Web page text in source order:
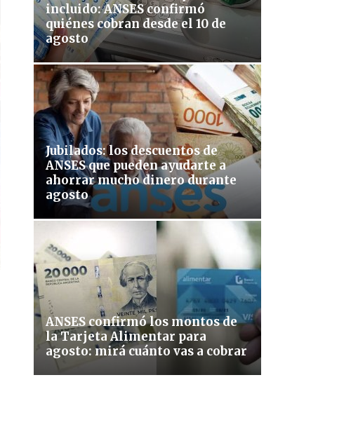
incluido: ANSES confirmó
quiénes cobran desde el 10 de
agosto
Jubilados: los descuentos de
ANSES que pueden ayudarte a
ahorrar mucho dinero durante
agosto
ANSES confirmó los montos de
la Tarjeta Alimentar para
agosto: mirá cuánto vas a cobrar